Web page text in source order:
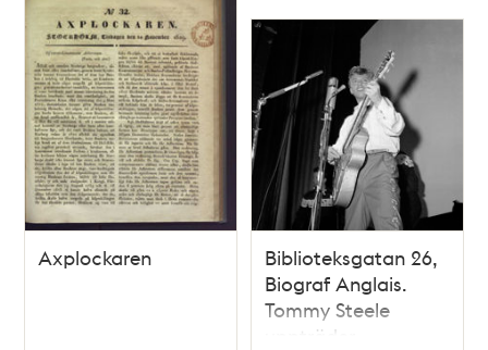
ur radioorkestern
Axplockaren
Biblioteksgatan 26,
Biograf Anglais.
Tommy Steele
uppträder